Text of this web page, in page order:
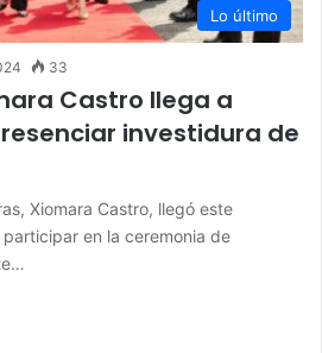
Lo último
33
Castro llega a
investidura de
Xiomara Castro, llegó este
en la ceremonia de